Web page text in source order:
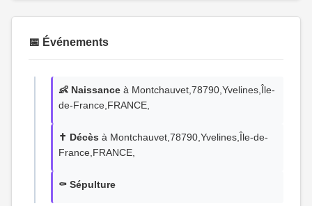
📅 Événements
👶 Naissance à Montchauvet,78790,Yvelines,Île-
de-France,FRANCE,
✝️ Décès à Montchauvet,78790,Yvelines,Île-de-
France,FRANCE,
⚰️ Sépulture